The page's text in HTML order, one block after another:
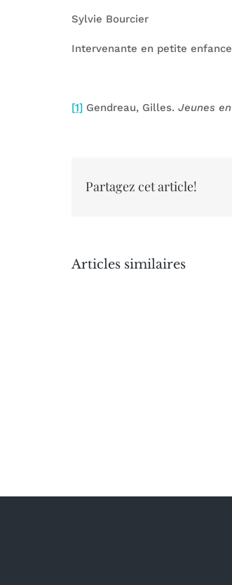
Sylvie Bourcier
Intervenante en petite enfance
[1] Gendreau, Gilles. Jeunes
Partagez cet article!
Articles similaires